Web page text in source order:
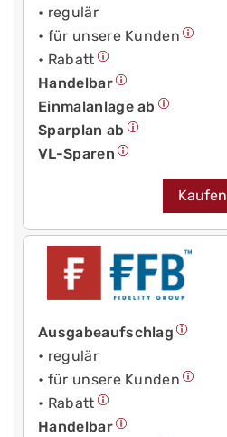
• regulär
• für unsere Kunden
• Rabatt
Handelbar
Einmalanlage ab
Sparplan ab
VL-Sparen
Kaufen
Ausgabeaufschlag
• regulär
• für unsere Kunden
• Rabatt
Handelbar